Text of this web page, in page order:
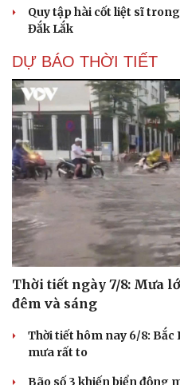
Quy tập hài cốt liệt sĩ
Đắk Lắk
DỰ BÁO THỜI TIẾT
Thời tiết ngày 7/8: Mưa
đêm và sáng
Thời tiết hôm nay 6/8: Bắc
mưa rất to
Bão số 3 khiến biển động